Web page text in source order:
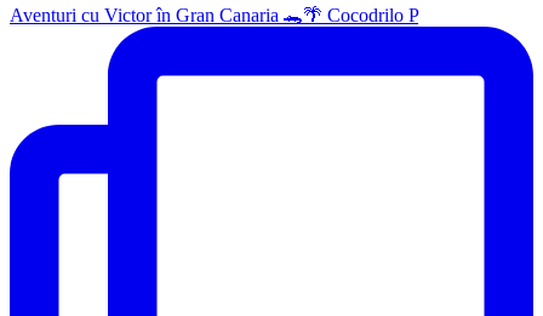
Aventuri cu Victor în Gran Canaria 🐊🌴 Cocodrilo P